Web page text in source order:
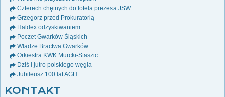
Czterech chętnych do fotela prezesa JSW
Grzegorz przed Prokuratorią
Haldex odzyskiwaniem
Poczet Gwarków Śląskich
Władze Bractwa Gwarków
Orkiestra KWK Murcki-Staszic
Dziś i jutro polskiego węgla
Jubileusz 100 lat AGH
KONTAKT